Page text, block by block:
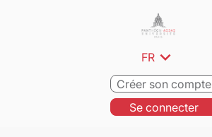
FRexpand_more
Créer son compte
Se connecter